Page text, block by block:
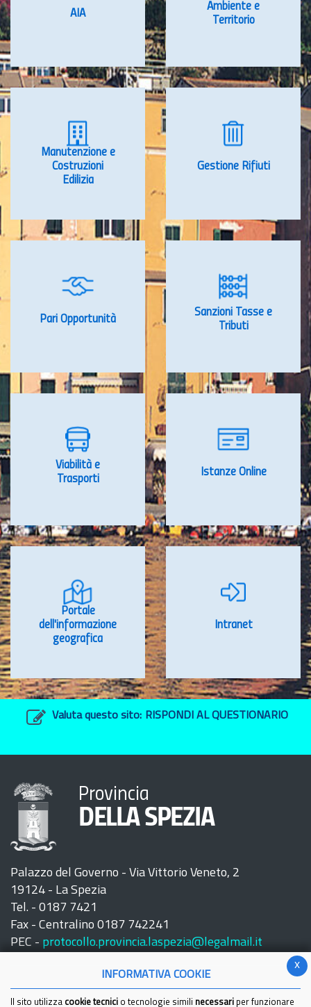
AIA
Ambiente e
Territorio
Manutenzione e
Costruzioni
Edilizia
Gestione Rifiuti
Pari Opportunità
Sanzioni Tasse e
Tributi
Viabilità e
Trasporti
Istanze Online
Portale
dell'informazione
geografica
Intranet
Valuta questo sito: RISPONDI AL QUESTIONARIO
Provincia
DELLA SPEZIA
Palazzo del Governo - Via Vittorio Veneto, 2
19124 - La Spezia
Tel. - 0187 7421
Fax - Centralino 0187 742241
PEC - protocollo.provincia.laspezia@legalmail.it
x
INFORMATIVA COOKIE
Il sito utilizza cookie tecnici o tecnologie simili necessari per funzionare